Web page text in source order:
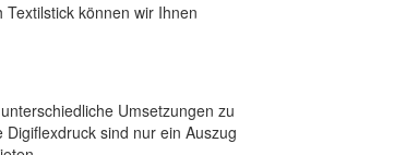
können wir Ihnen
Umsetzungen zu
sind nur ein Auszug